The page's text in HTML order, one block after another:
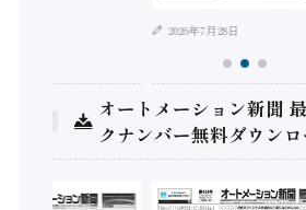
2026年7月28日
オートメーション新聞
クナンバー無料ダウン